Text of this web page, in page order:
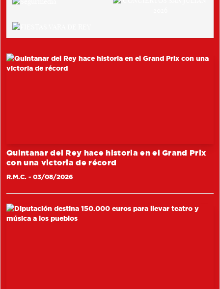
Quintanar del Rey hace historia en el Grand Prix
con una victoria de récord
R.M.C. - 03/08/2026